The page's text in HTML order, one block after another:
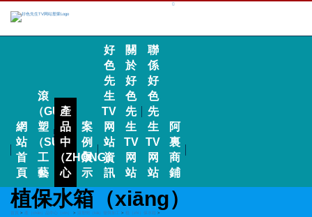
網
站
首
頁
滾
（GǓN）
塑
（SÙ）
工
藝
產
品
中
（ZHŌNG）
心
案
例
展
示
好
色
先
生
TV
网
站
資
訊
關
於
好
色
先
生
TV
网
站
聯
係
好
色
先
生
TV
网
站
阿
裏
商
鋪
植保水箱（xiāng）
首頁 > 產（chǎn）品中心（xīn） > 滾塑開（kāi）發與加工 > 植（zhí）保水箱 >